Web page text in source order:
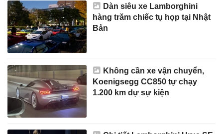
Dàn siêu xe Lamborghini
hàng trăm chiếc tụ họp tại Nhật
Bản
Không cần xe vận chuyển,
Koenigsegg CC850 tự chạy
1.200 km dự sự kiện